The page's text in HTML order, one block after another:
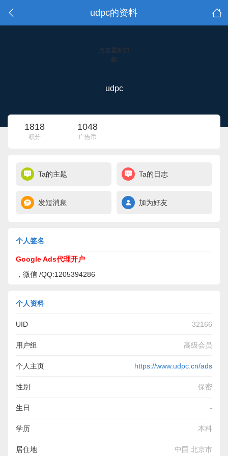
udpc的资料
点击重新加
载
udpc
1818
积分
1048
广告币
Ta的主题 Ta的日志
发短消息 加为好友
个人签名
Google Ads代理开户
，微信 /QQ:1205394286
个人资料
UID 32166
用户组 高级会员
个人主页 https://www.udpc.cn/ads
性别 保密
生日 -
学历 本科
居住地 中国 北京市